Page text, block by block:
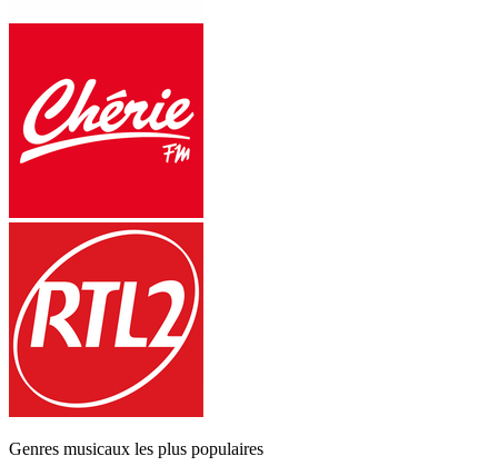
Genres musicaux les plus populaires